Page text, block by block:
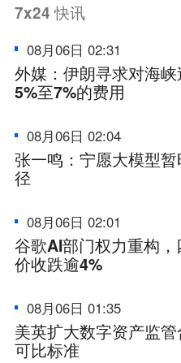
7x24快讯
08月06日 02:31
外媒：伊朗寻求对海
5%至7%的费用
08月06日 02:04
张一鸣：宁愿大模型
径
08月06日 02:01
谷歌AI部门权力重构
价收跌逾4%
08月06日 01:35
美英扩大数字资产监
可比标准